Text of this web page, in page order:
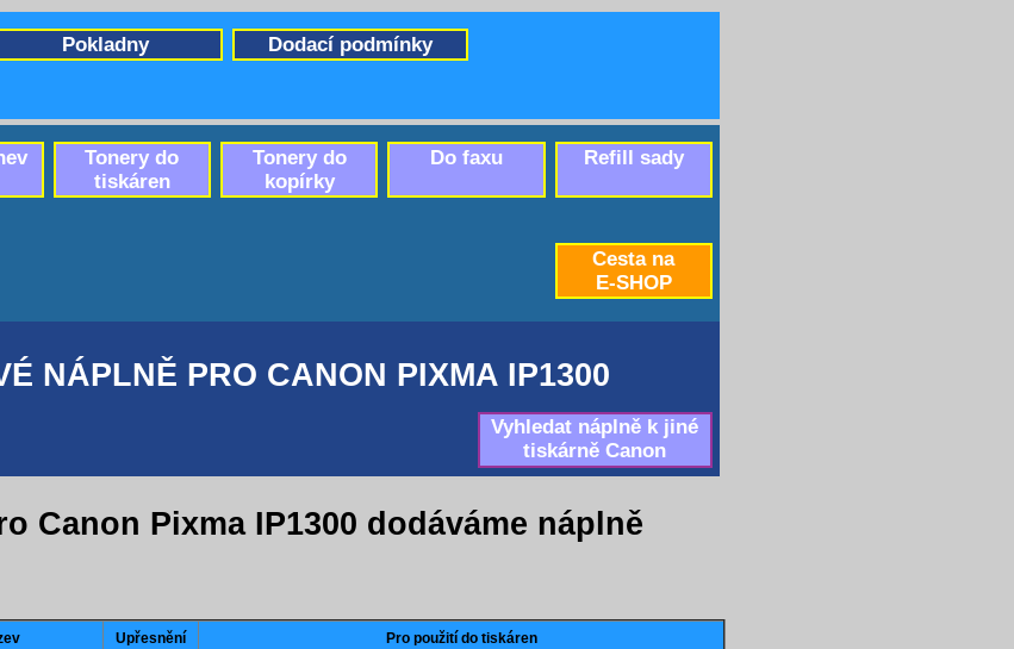
NÁPLNĚ PRO CANON PIXMA IP1300
Vyhledat náplně k jiné
tiskárně Canon
Canon Pixma IP1300 dodáváme náplně
Cesta na
E-SHOP
Upřesnění Pro použití do tiskáren
Dodací podmínky
Pokladny
Refill sady
Do faxu
Tonery do
kopírky
Tonery do
tiskáren